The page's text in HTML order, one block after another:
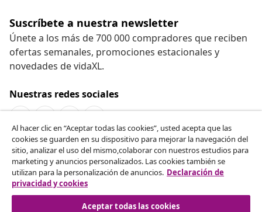
Suscríbete a nuestra newsletter
Únete a los más de 700 000 compradores que reciben
ofertas semanales, promociones estacionales y
novedades de vidaXL.
Nuestras redes sociales
Desistir del contrato
Solicita la cancelación de tu pedido.
Desistir del contrato
Al hacer clic en “Aceptar todas las cookies”, usted acepta que las
cookies se guarden en su dispositivo para mejorar la navegación del
sitio, analizar el uso del mismo,colaborar con nuestros estudios para
marketing y anuncios personalizados. Las cookies también se
utilizan para la personalización de anuncios. Declaración de
privacidad y cookies
Aceptar todas las cookies